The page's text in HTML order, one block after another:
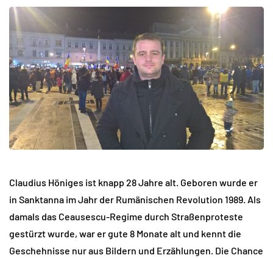
Claudius Höniges ist knapp 28 Jahre alt. Geboren wurde er
in Sanktanna im Jahr der Rumänischen Revolution 1989. Als
damals das Ceausescu-Regime durch Straßenproteste
gestürzt wurde, war er gute 8 Monate alt und kennt die
Geschehnisse nur aus Bildern und Erzählungen. Die Chance